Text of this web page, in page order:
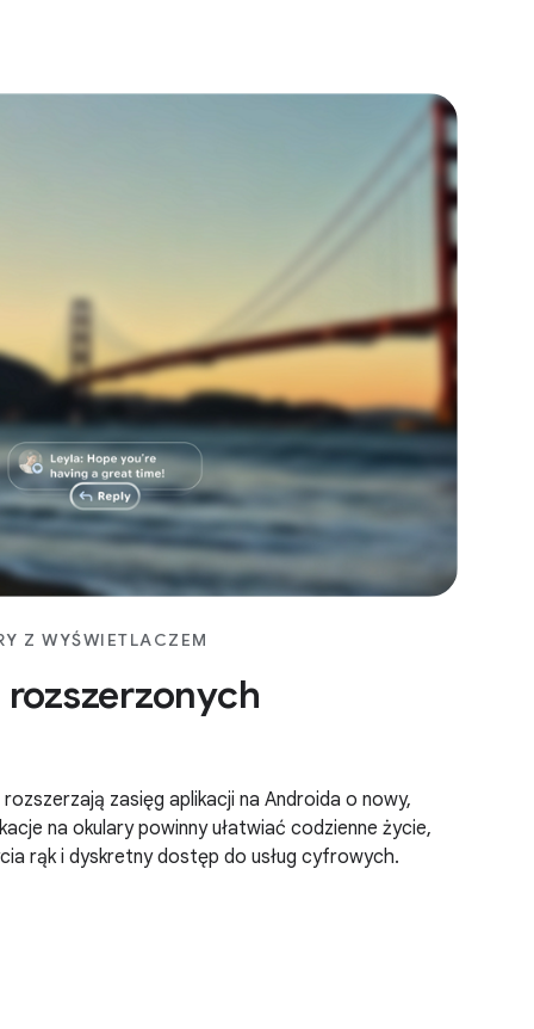
Z WYŚWIETLACZEM
zasięg aplikacji na Androida o nowy,
na okulary powinny ułatwiać codzienne życie,
rąk i dyskretny dostęp do usług cyfrowych.